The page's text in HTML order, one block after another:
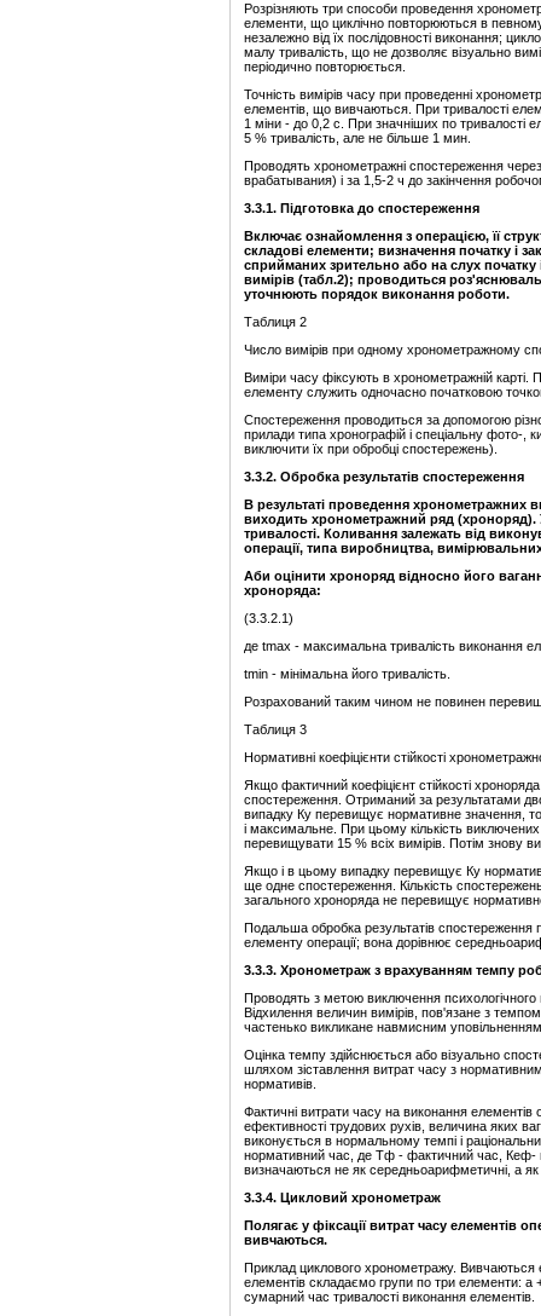
Розрізняють три способи проведення
елементи, що циклічно повторюються в
незалежно від їх послідовності виконання;
малу тривалість, що не дозволяє візуально
періодично повторюється.
Точність вимірів часу при проведенні
елементів, що вивчаються. При тривалості
1 міни - до 0,2 с. При значніших по тривалості
5 % тривалість, але не більше 1 мин.
Проводять хронометражні спостереження
врабатывания) і за 1,5-2 ч до закінчення
3.3.1. Підготовка до спостереження
Включає ознайомлення з операцією, її
складові елементи; визначення початку і
сприйманих зрительно або на слух початку
вимірів (табл.2); проводиться
уточнюють порядок виконання роботи.
Таблиця 2
Число вимірів при одному хронометражному
Виміри часу фіксують в хронометражній карті.
елементу служить одночасно початковою
Спостереження проводиться за допомогою
прилади типа хронографій і спеціальну фото-,
виключити їх при обробці спостережень).
3.3.2. Обробка результатів спостереження
В результаті проведення хронометражних
виходить хронометражний ряд (хроноряд).
тривалості. Коливання залежать від
операції, типа виробництва, вимірювальних
Аби оцінити хроноряд відносно його
хроноряда:
(3.3.2.1)
де tmax - максимальна тривалість виконання
tmin - мінімальна його тривалість.
Розрахований таким чином не повинен
Таблиця 3
Нормативні коефіцієнти стійкості
Якщо фактичний коефіцієнт стійкості
спостереження. Отриманий за результатами
випадку Ку перевищує нормативне значення,
і максимальне. При цьому кількість
перевищувати 15 % всіх вимірів. Потім знову
Якщо і в цьому випадку перевищує Ку
ще одне спостереження. Кількість
загального хроноряда не перевищує
Подальша обробка результатів спостереження
елементу операції; вона дорівнює
3.3.3. Хронометраж з врахуванням темпу
Проводять з метою виключення
Відхилення величин вимірів, пов'язане з
частенько викликане навмисним
Оцінка темпу здійснюється або візуально
шляхом зіставлення витрат часу з
нормативів.
Фактичні витрати часу на виконання
ефективності трудових рухів, величина яких
виконується в нормальному темпі і
нормативний час, де Тф - фактичний час, Кеф-
визначаються не як середньоарифметичні, а
3.3.4. Цикловий хронометраж
Полягає у фіксації витрат часу елементів
вивчаються.
Приклад циклового хронометражу. Вивчаються
елементів складаємо групи по три елементи: а
сумарний час тривалості виконання елементів.